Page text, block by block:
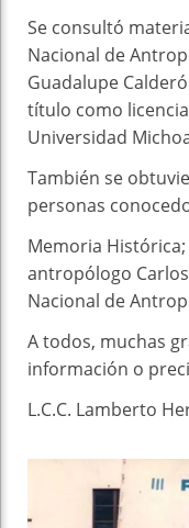
Se consultó
Nacional de
Guadalupe
título como
Universidad
También se
personas
Memoria
antropólogo
Nacional de
A todos, muchas
información o
L.C.C. Lamberto